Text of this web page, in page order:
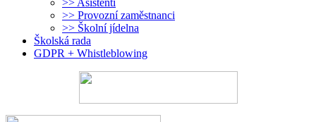
>> Asistenti
>> Provozní zaměstnanci
>> Školní jídelna
Školská rada
GDPR + Whistleblowing